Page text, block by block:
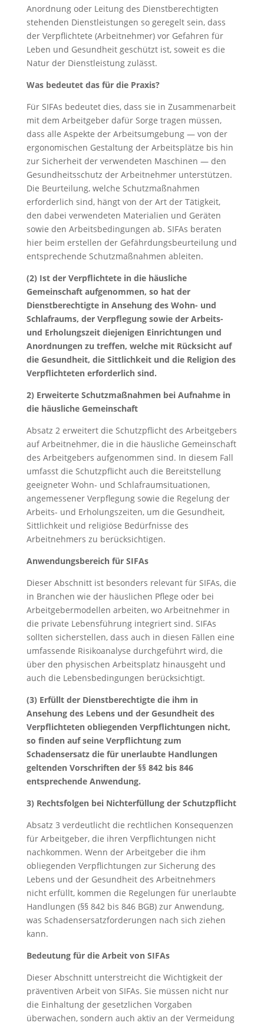
Anordnung oder Leitung des Dienstberechtigten
stehenden Dienstleistungen so geregelt sein, dass
der Verpflichtete (Arbeitnehmer) vor Gefahren für
Leben und Gesundheit geschützt ist, soweit es die
Natur der Dienstleistung zulässt.
Was bedeutet das für die Praxis?
Für SIFAs bedeutet dies, dass sie in Zusammenarbeit
mit dem Arbeitgeber dafür Sorge tragen müssen,
dass alle Aspekte der Arbeitsumgebung — von der
ergonomischen Gestaltung der Arbeitsplätze bis hin
zur Sicherheit der verwendeten Maschinen — den
Gesundheitsschutz der Arbeitnehmer unterstützen.
Die Beurteilung, welche Schutzmaßnahmen
erforderlich sind, hängt von der Art der Tätigkeit,
den dabei verwendeten Materialien und Geräten
sowie den Arbeitsbedingungen ab. SIFAs beraten
hier beim erstellen der Gefährdungsbeurteilung und
entsprechende Schutzmaßnahmen ableiten.
(2) Ist der Verpflichtete in die häusliche
Gemeinschaft aufgenommen, so hat der
Dienstberechtigte in Ansehung des Wohn- und
Schlafraums, der Verpflegung sowie der Arbeits-
und Erholungszeit diejenigen Einrichtungen und
Anordnungen zu treffen, welche mit Rücksicht auf
die Gesundheit, die Sittlichkeit und die Religion des
Verpflichteten erforderlich sind.
2) Erweiterte Schutzmaßnahmen bei Aufnahme in
die häusliche Gemeinschaft
Absatz 2 erweitert die Schutzpflicht des Arbeitgebers
auf Arbeitnehmer, die in die häusliche Gemeinschaft
des Arbeitgebers aufgenommen sind. In diesem Fall
umfasst die Schutzpflicht auch die Bereitstellung
geeigneter Wohn- und Schlafraumsituationen,
angemessener Verpflegung sowie die Regelung der
Arbeits- und Erholungszeiten, um die Gesundheit,
Sittlichkeit und religiöse Bedürfnisse des
Arbeitnehmers zu berücksichtigen.
Anwendungsbereich für SIFAs
Dieser Abschnitt ist besonders relevant für SIFAs, die
in Branchen wie der häuslichen Pflege oder bei
Arbeitgebermodellen arbeiten, wo Arbeitnehmer in
die private Lebensführung integriert sind. SIFAs
sollten sicherstellen, dass auch in diesen Fällen eine
umfassende Risikoanalyse durchgeführt wird, die
über den physischen Arbeitsplatz hinausgeht und
auch die Lebensbedingungen berücksichtigt.
(3) Erfüllt der Dienstberechtigte die ihm in
Ansehung des Lebens und der Gesundheit des
Verpflichteten obliegenden Verpflichtungen nicht,
so finden auf seine Verpflichtung zum
Schadensersatz die für unerlaubte Handlungen
geltenden Vorschriften der §§ 842 bis 846
entsprechende Anwendung.
3) Rechtsfolgen bei Nichterfüllung der Schutzpflicht
Absatz 3 verdeutlicht die rechtlichen Konsequenzen
für Arbeitgeber, die ihren Verpflichtungen nicht
nachkommen. Wenn der Arbeitgeber die ihm
obliegenden Verpflichtungen zur Sicherung des
Lebens und der Gesundheit des Arbeitnehmers
nicht erfüllt, kommen die Regelungen für unerlaubte
Handlungen (§§ 842 bis 846 BGB) zur Anwendung,
was Schadensersatzforderungen nach sich ziehen
kann.
Bedeutung für die Arbeit von SIFAs
Dieser Abschnitt unterstreicht die Wichtigkeit der
präventiven Arbeit von SIFAs. Sie müssen nicht nur
die Einhaltung der gesetzlichen Vorgaben
überwachen, sondern auch aktiv an der Vermeidung